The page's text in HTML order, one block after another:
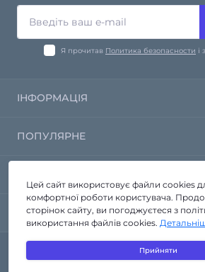
Я прочитав Политика безопасности і
ІНФОРМАЦІЯ
Зворотній зв'язок
Повернення товару
Виробники
Акції
ПОПУЛЯРНЕ
Дзеркала від виробника
Корпусні меблі
Меблі у ванну кімнату
Меблі зі скла
Навісні полиці
м.. Запоріжжя вул. Стартова 3а
info@seria-a.com.ua
МЕСЕНДЖЕРИ
Telegram
Viber
Интернет-магазин зеркал и стеклянной
Цей сайт використовує файли cookies
комфортної роботи користувача.
сторінок сайту, ви погоджуєтеся з
використання файлів cookies.
Прийняти